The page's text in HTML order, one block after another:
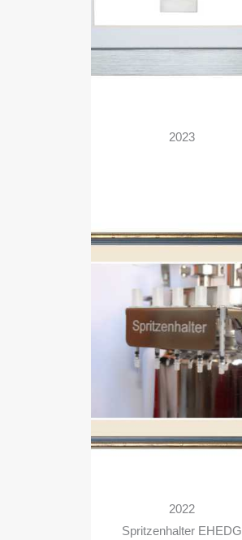
2023
2022
Spritzenhalter EHEDG